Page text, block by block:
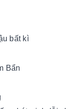
bất kì
Bẩn